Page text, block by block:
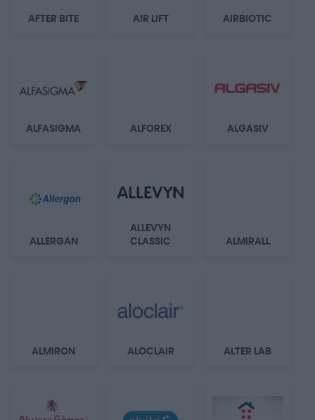
AFTER BITE AIR LIFT AIRBIOTIC
ALFASIGMA ALFOREX ALGASIV
ALLERGAN
ALLEVYN
CLASSIC
ALMIRALL
ALMIRON ALOCLAIR ALTER LAB